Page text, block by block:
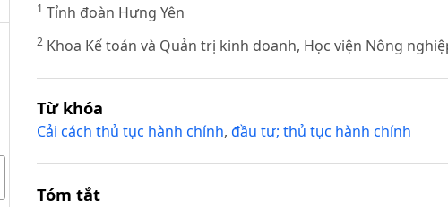
1 Tỉnh đoàn Hưng Yên
2Khoa Kế toán và Quản trị kinh doanh, Học viện Nông
Từ khóa
Cải cách thủ tục hành chính, đầu tư; thủ tục hành chính
Tóm tắt